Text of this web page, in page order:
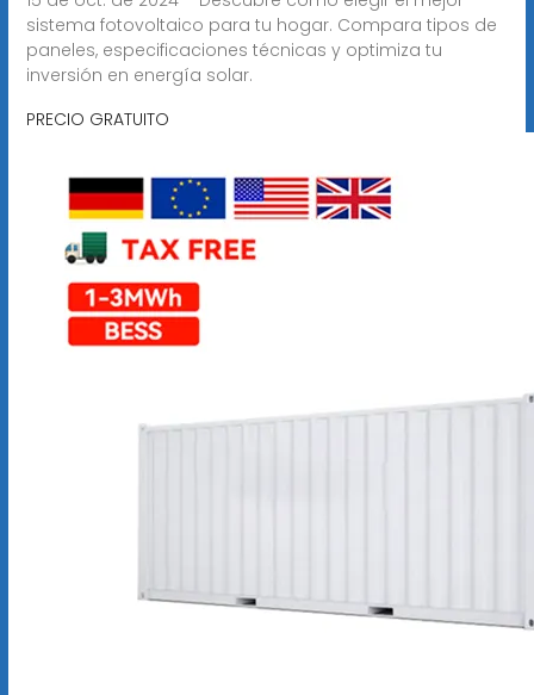
sistema fotovoltaico para tu hogar. Compara tipos de
paneles, especificaciones técnicas y optimiza tu
inversión en energía solar.
PRECIO GRATUITO